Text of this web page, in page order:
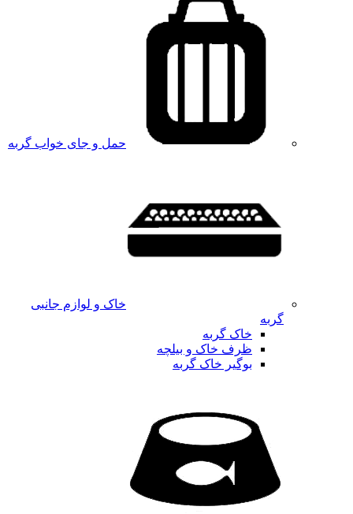
حمل و جای خواب گربه
خاک و لوازم جانبی
گربه
خاک گربه
ظرف خاک و بیلچه
بوگیر خاک گربه